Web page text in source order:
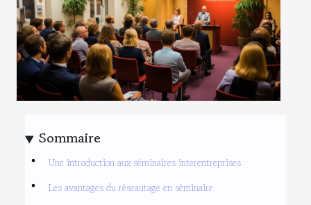
Sommaire
Une introduction aux séminaires interentreprises
Les avantages du réseautage en séminaire